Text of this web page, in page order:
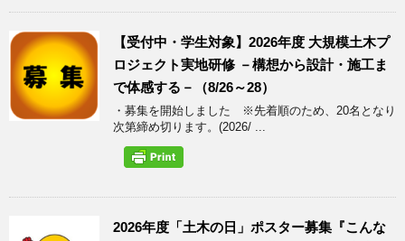
【受付中・学生対象】2026年度 大規模土木プ
ロジェクト実地研修 －構想から設計・施工ま
で体感する－（8/26～28）
・募集を開始しました ※先着順のため、20名となり
次第締め切ります。(2026/ ...
2026年度「土木の日」ポスター募集『こんな